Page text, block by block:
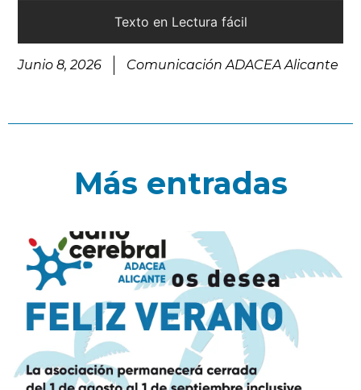
Texto en Lectura fácil
Junio 8, 2026 Comunicación ADACEA Alicante
Más entradas